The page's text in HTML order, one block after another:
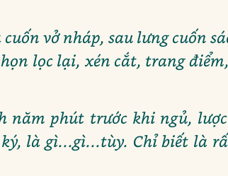
vở nháp, sau lưng cuốn
lọc lại, xén cắt, trang
năm phút trước khi ngủ,
là gì...gì...tùy. Chỉ biết là